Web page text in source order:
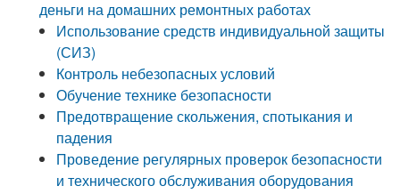
деньги на домашних ремонтных работах
Использование средств индивидуальной защиты
(СИЗ)
Контроль небезопасных условий
Обучение технике безопасности
Предотвращение скольжения, спотыкания и
падения
Проведение регулярных проверок безопасности
и технического обслуживания оборудования